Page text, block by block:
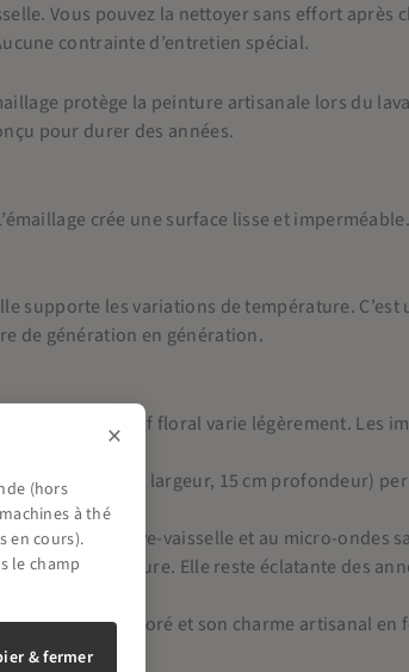
Vous pouvez la nettoyer sans effort après
contrainte d’entretien spécial.
protège la peinture artisanale lors du
pour durer des années.
crée une surface lisse et
supporte les variations de température. C’est
de génération en génération.
chaque motif floral varie légèrement. Les
hauteur, 12 cm largeur, 15 cm profondeur)
passe au lave-vaisselle et au micro-ondes
protège la peinture. Elle reste éclatante des
design floral coloré et son charme artisanal en
×
(hors
à thé
en cours).
le champ
& fermer